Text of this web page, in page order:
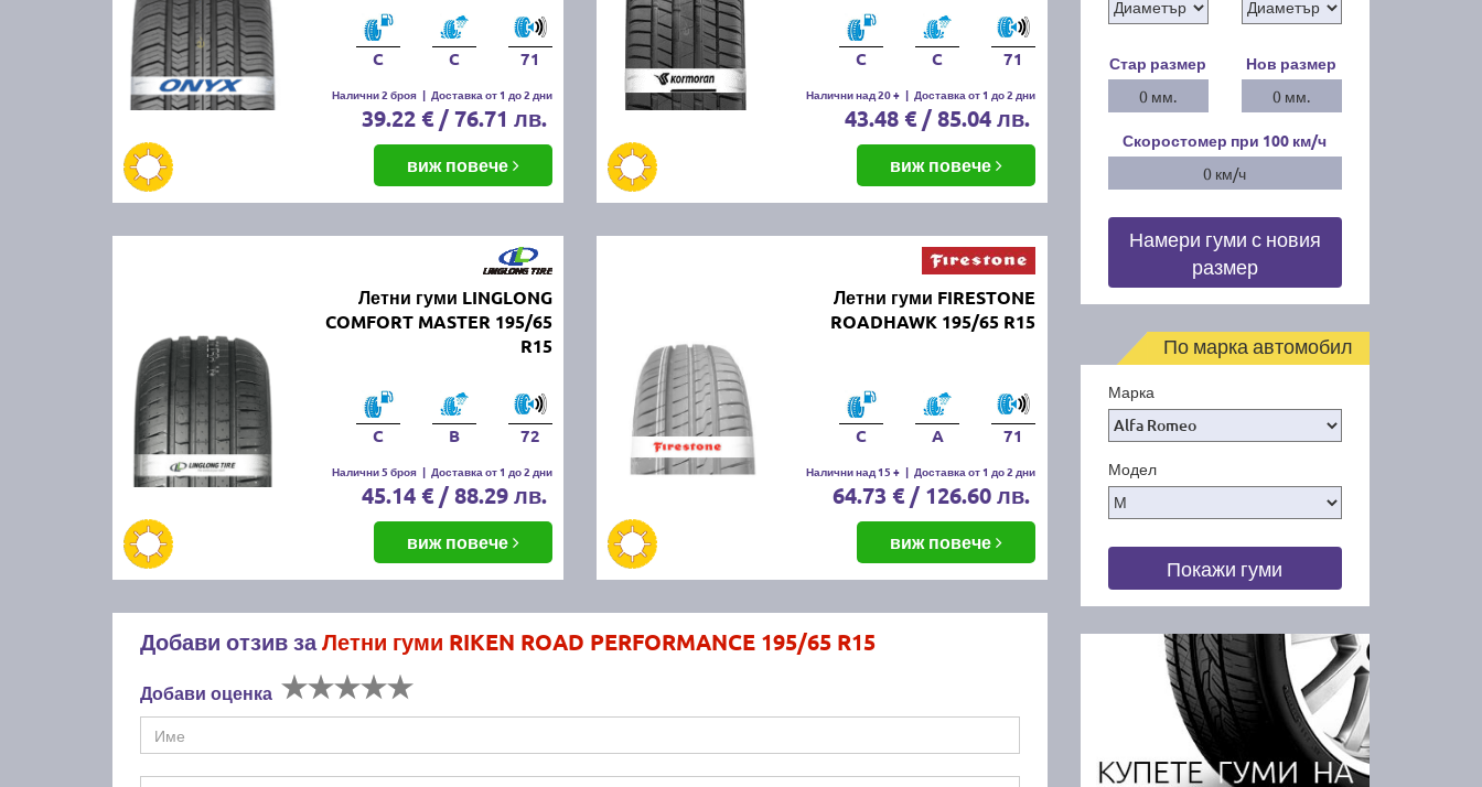
C C 71
Налични 2 броя | Доставка от 1 до 2 дни
39.22 € / 76.71 лв.
виж повече
C C 71
Налични над 20 + | Доставка от 1 до 2 дни
43.48 € / 85.04 лв.
виж повече
Летни гуми LINGLONG
COMFORT MASTER 195/65
R15
C B 72
Налични 5 броя | Доставка от 1 до 2 дни
45.14 € / 88.29 лв.
виж повече
Летни гуми FIRESTONE
ROADHAWK 195/65 R15
C A 71
Налични над 15 + | Доставка от 1 до 2 дни
64.73 € / 126.60 лв.
виж повече
Добави отзив заЛетни гуми RIKEN ROAD PERFORMANCE 195/65 R15
Добави оценка
Стар размер
0 мм.
Нов размер
0 мм.
Скоростомер при 100 км/ч
0 км/ч
Намери гуми с новия
размер
По марка автомобил
Марка
Модел
Покажи гуми